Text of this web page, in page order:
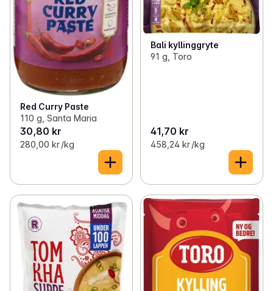
Red Curry Paste
110 g, Santa Maria
30,80 kr
280,00 kr /kg
Bali kyllinggryte
91 g, Toro
41,70 kr
458,24 kr /kg